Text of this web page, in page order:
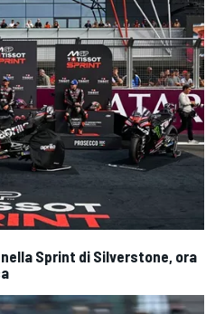
Sprint di Silverstone, ora